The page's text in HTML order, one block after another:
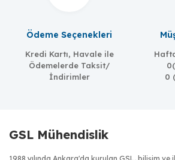
Ödeme Seçenekleri
Kredi Kartı, Havale ile
Ödemelerde Taksit/
İndirimler
0
GSL Mühendislik